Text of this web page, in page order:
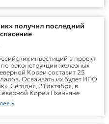
получил последний
инвестиций в проект
реконструкции железных
Кореи составит 25
Осваивать их будет НПО
Сегодня, 21 октября, в
Кореи Пхеньяне
»